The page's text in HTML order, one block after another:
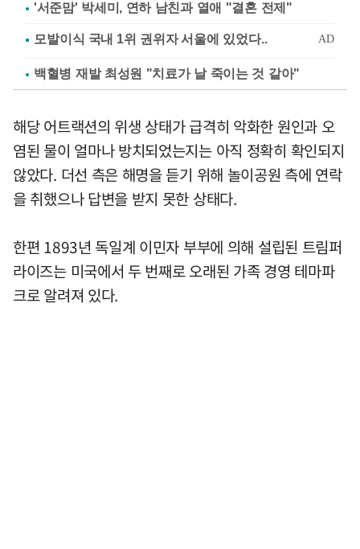
'서준맘' 박세미, 연하 남친과 열애 "결혼 전제"
백혈병 재발 최성원 "치료가 날 죽이는 것 같아"
해당 어트랙션의 위생 상태가 급격히 악화한 원인과 오
염된 물이 얼마나 방치되었는지는 아직 정확히 확인되지
않았다. 더선 측은 해명을 듣기 위해 놀이공원 측에 연락
을 취했으나 답변을 받지 못한 상태다.
한편 1893년 독일계 이민자 부부에 의해 설립된 트림퍼
라이즈는 미국에서 두 번째로 오래된 가족 경영 테마파
크로 알려져 있다.